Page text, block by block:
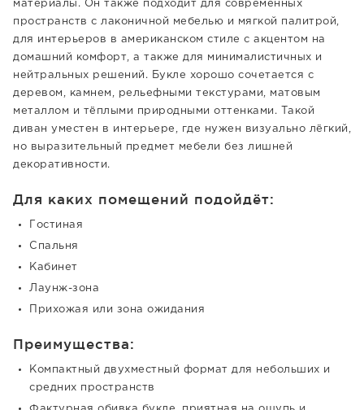
материалы. Он также подходит для современных
пространств с лаконичной мебелью и мягкой палитрой,
для интерьеров в американском стиле с акцентом на
домашний комфорт, а также для минималистичных и
нейтральных решений. Букле хорошо сочетается с
деревом, камнем, рельефными текстурами, матовым
металлом и тёплыми природными оттенками. Такой
диван уместен в интерьере, где нужен визуально лёгкий,
но выразительный предмет мебели без лишней
декоративности.
Для каких помещений подойдёт:
Гостиная
Спальня
Кабинет
Лаунж-зона
Прихожая или зона ожидания
Преимущества:
Компактный двухместный формат для небольших и
средних пространств